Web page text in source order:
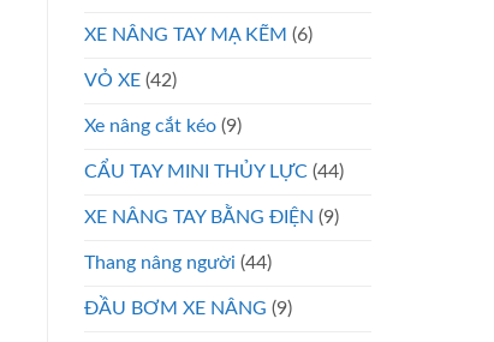
XE NÂNG TAY MẠ KẼM (6)
VỎ XE (42)
Xe nâng cắt kéo (9)
CẨU TAY MINI THỦY LỰC (44)
XE NÂNG TAY BẰNG ĐIỆN (9)
Thang nâng người (44)
ĐẦU BƠM XE NÂNG (9)